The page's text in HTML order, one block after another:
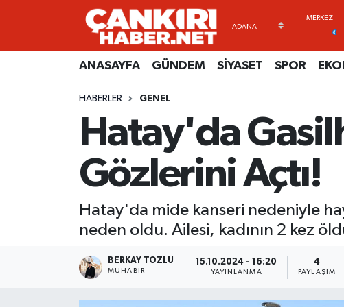
ANASAYFA GÜNDEM SİYASET SPOR
HABERLER GENEL
Hatay'da
Gözlerini Açtı!
Hatay'da mide kanseri nedeniyle
neden oldu. Ailesi, kadının 2 kez
BERKAY TOZLU
MUHABIR
15.10.2024 - 16:20
YAYINLANMA
4
PAYLAŞIM
ANASAYFA
RESMİ İLANLAR
Künye
Gizlilik Sözleşmesi
BİYOGRAFİLER
GÜNDEM
Merkez Hava Durumu
Süper Lig Puan Durumu ve Fikstür
Tüm Manşetler
Haber Arşivi